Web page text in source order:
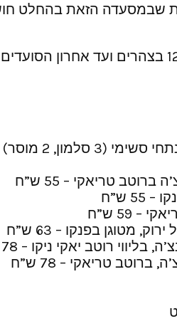
שבמסעדה הזאת בהחלט
ש”ח
59 ש”ח
מטוגן בפנקו – 63 ש”ח
רוטב יאקי ניקו – 78 ש”ח
טריאקי – 78 ש”ח